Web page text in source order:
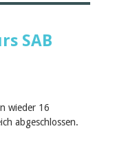
SAB
wieder 16
abgeschlossen.